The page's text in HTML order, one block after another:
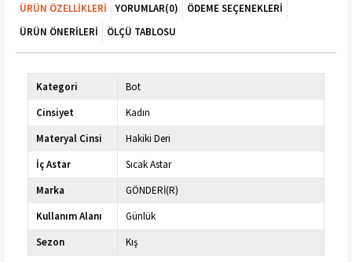
ÜRÜN ÖZELLIKLERI YORUMLAR(0)
ÖDEME SEÇENEKLERI
ÜRÜN ÖNERILERI
ÖLÇÜ TABLOSU
Kategori
Bot
Cinsiyet
Kadın
Materyal Cinsi
Hakiki Deri
İç Astar
Sıcak Astar
Marka
GÖNDERİ(R)
Kullanım Alanı
Günlük
Sezon
Kış